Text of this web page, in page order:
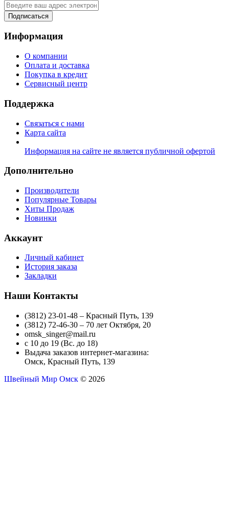
Подписаться
Информация
О компании
Оплата и доставка
Покупка в кредит
Сервисный центр
Поддержка
Связаться с нами
Карта сайта
Информация на сайте не является публичной офертой
Дополнительно
Производители
Популярные Товары
Хиты Продаж
Новинки
Аккаунт
Личный кабинет
История заказа
Закладки
Наши Контакты
(3812) 23-01-48 – Красный Путь, 139
(3812) 72-46-30 – 70 лет Октября, 20
omsk_singer@mail.ru
с 10 до 19 (Вс. до 18)
Выдача заказов интернет-магазина:
Омск, Красный Путь, 139
Швейный Мир Омск © 2026